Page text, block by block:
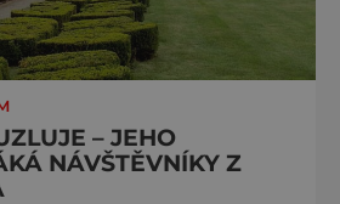
– JEHO
NÁVŠTĚVNÍKY Z